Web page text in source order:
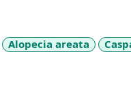
Alopecia areata